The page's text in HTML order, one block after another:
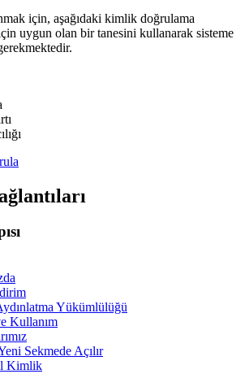
için, aşağıdaki kimlik doğrulama
uygun olan bir tanesini kullanarak sisteme
Yükümlülüğü
Kullanım
Sekmede Açılır
Kimlik